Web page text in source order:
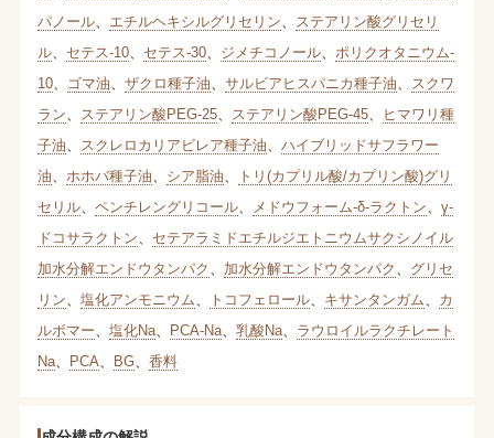
パノール、 エチルヘキシルグリセリン
ステアリン酸グリセリ
ル、 セテス-10、 セテス-30、 ジメチコノール、 ポリクオタニウム-
10、 ゴマ油 ザクロ種子油 サルビアヒスパニカ種子油
スクワ
ラン
ステアリン酸PEG-25、 ステアリン酸PEG-45、
ヒマワリ種
子油
スクレロカリアビレア種子油
ハイブリッドサフラワー
油
ホホバ種子油 シア脂油
トリ(カプリル酸/カプリン酸)グリ
セリル、 ペンチレングリコール、 メドウフォーム-δ-ラクトン
γ-
ドコサラクトン
セテアラミドエチルジエトニウムサクシノイル
加水分解エンドウタンパク
加水分解エンドウタンパク
グリセ
リン
塩化アンモニウム トコフェロール、 キサンタンガム
カ
ルボマー
塩化Na、 PCA-Na、 乳酸Na、 ラウロイルラクチレート
Na、 PCA BG、 香料